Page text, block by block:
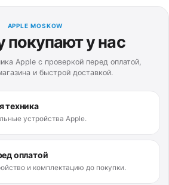
APPLE MOSKOW
покупают у нас
Apple с проверкой перед оплатой,
и быстрой доставкой.
техника
устройства Apple.
оплатой
и комплектацию до покупки.